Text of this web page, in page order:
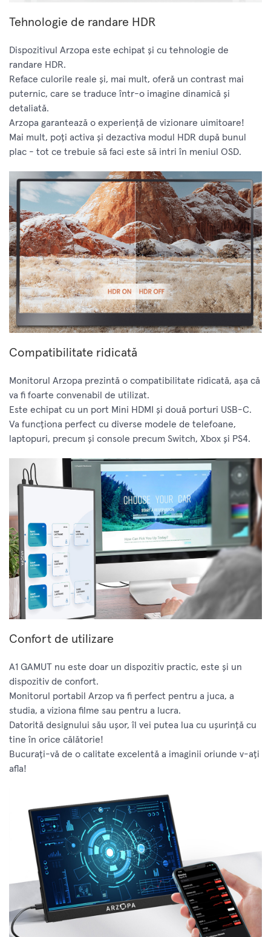
Tehnologie de randare HDR
Dispozitivul Arzopa este echipat și cu tehnologie de
randare HDR.
Reface culorile reale și, mai mult, oferă un contrast mai
puternic, care se traduce într-o imagine dinamică și
detaliată.
Arzopa garantează o experiență de vizionare uimitoare!
Mai mult, poți activa și dezactiva modul HDR după bunul
plac - tot ce trebuie să faci este să intri în meniul OSD.
Compatibilitate ridicată
Monitorul Arzopa prezintă o compatibilitate ridicată, așa că
va fi foarte convenabil de utilizat.
Este echipat cu un port Mini HDMI și două porturi USB-C.
Va funcționa perfect cu diverse modele de telefoane,
laptopuri, precum și console precum Switch, Xbox și PS4.
Confort de utilizare
A1 GAMUT nu este doar un dispozitiv practic, este și un
dispozitiv de confort.
Monitorul portabil Arzop va fi perfect pentru a juca, a
studia, a viziona filme sau pentru a lucra.
Datorită designului său ușor, îl vei putea lua cu ușurință cu
tine în orice călătorie!
Bucurați-vă de o calitate excelentă a imaginii oriunde v-ați
afla!